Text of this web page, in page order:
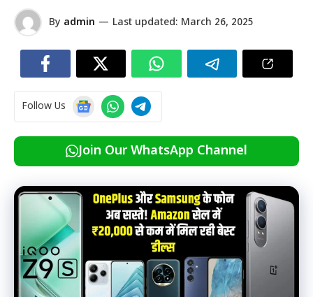
By admin — Last updated: March 26, 2025
Follow Us
Join Our WhatsApp Channel